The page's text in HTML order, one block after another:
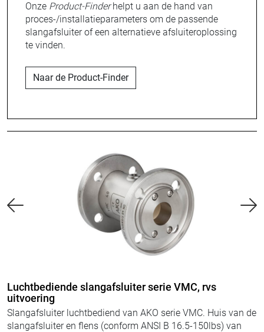
Onze Product-Finderhelpt u aan de hand van
proces-/installatieparameters om de passende
slangafsluiter of een alternatieve afsluiteroplossing
te vinden.
Naar de Product-Finder
Luchtbediende slangafsluiter serie VMC, rvs
uitvoering
Slangafsluiter luchtbediend van AKO serie VMC. Huis van de
slangafsluiter en flens (conform ANSI B 16.5-150lbs) van